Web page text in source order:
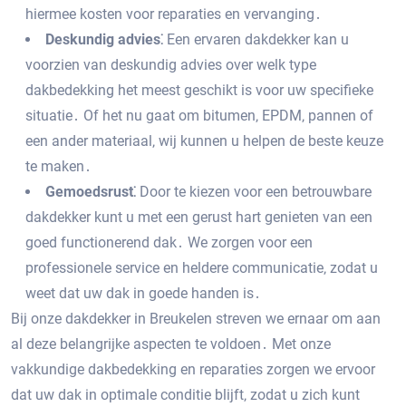
hiermee kosten voor reparaties en vervanging․
Deskundig advies⁚ Een ervaren dakdekker kan u
voorzien van deskundig advies over welk type
dakbedekking het meest geschikt is voor uw specifieke
situatie․ Of het nu gaat om bitumen‚ EPDM‚ pannen of
een ander materiaal‚ wij kunnen u helpen de beste keuze
te maken․
Gemoedsrust⁚ Door te kiezen voor een betrouwbare
dakdekker kunt u met een gerust hart genieten van een
goed functionerend dak․ We zorgen voor een
professionele service en heldere communicatie‚ zodat u
weet dat uw dak in goede handen is․
Bij onze dakdekker in Breukelen streven we ernaar om aan
al deze belangrijke aspecten te voldoen․ Met onze
vakkundige dakbedekking en reparaties zorgen we ervoor
dat uw dak in optimale conditie blijft‚ zodat u zich kunt